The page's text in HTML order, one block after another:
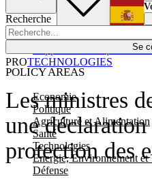
Recherche
Se
POLICY AREAS
Economie
Politique
Agriculture et Alimentation
Santé
Technologies
Energie, Environnement et
Défense
Les ministres
une déclaration
protection des
PROTECHNOLOGIES